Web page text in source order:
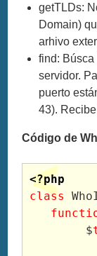
getTLDs:
Domain)
arhivo
find: Búsca
servidor.
puerto
43).
Código de
<?php
class
        $